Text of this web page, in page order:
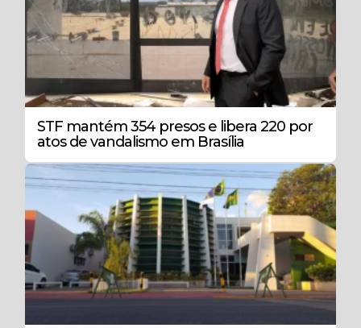
STF mantém 354 presos e libera 220 por
atos de vandalismo em Brasília